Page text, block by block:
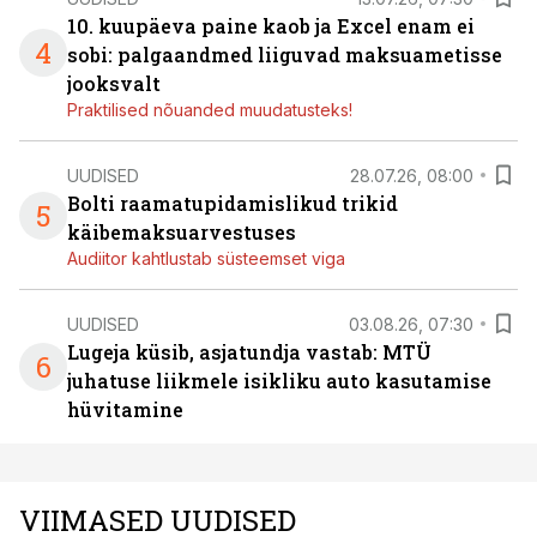
4
10. kuupäeva paine kaob ja Excel enam ei
sobi: palgaandmed liiguvad maksuametisse
jooksvalt
Praktilised nõuanded muudatusteks!
5
UUDISED 28.07.26, 08:00
Bolti raamatupidamislikud trikid
käibemaksuarvestuses
Audiitor kahtlustab süsteemset viga
6
UUDISED 03.08.26, 07:30
Lugeja küsib, asjatundja vastab: MTÜ
juhatuse liikmele isikliku auto kasutamise
hüvitamine
VIIMASED UUDISED